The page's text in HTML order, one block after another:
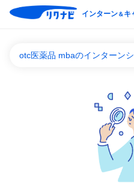
インターン＆キ
otc医薬品 mbaのインターン